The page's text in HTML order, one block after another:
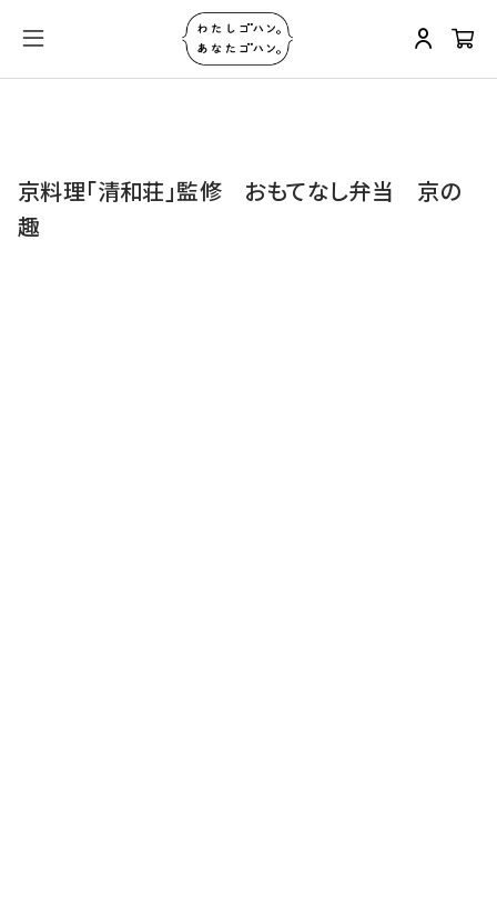
京料理「清和荘」監修 おもてなし弁当 京の
趣